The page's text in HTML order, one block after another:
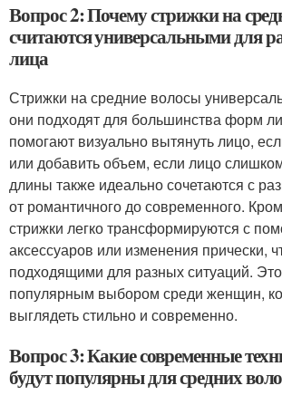
Вопрос 2: Почему стрижки на
считаются универсальными для
лица
Стрижки на средние волосы
они подходят для большинства форм
помогают визуально вытянуть лицо,
или добавить объем, если лицо
длины также идеально сочетаются с
от романтичного до современного.
стрижки легко трансформируются с
аксессуаров или изменения прически,
подходящими для разных ситуаций.
популярным выбором среди женщин,
выглядеть стильно и современно.
Вопрос 3: Какие современные
будут популярны для средних